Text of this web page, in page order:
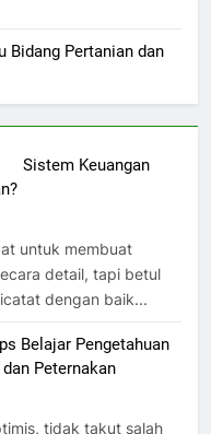
Bidang Pertanian dan
Sistem Keuangan
untuk membuat
detail, tapi betul
dengan baik...
Belajar Pengetahuan
Peternakan
tidak takut salah